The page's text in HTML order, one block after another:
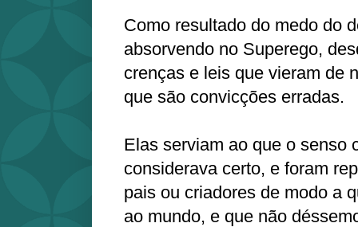
Como resultado do medo do
absorvendo no Superego,
crenças e leis que vieram de
que são convicções erradas.
Elas serviam ao que o senso
considerava certo, e foram
pais ou criadores de modo a
ao mundo, e que não